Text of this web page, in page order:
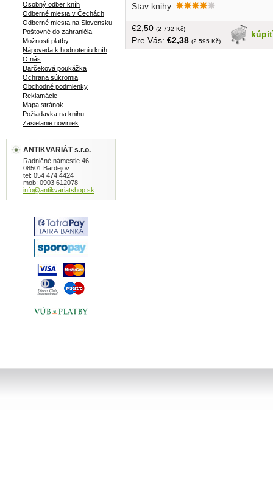
najpodstatnejšie podnety, ktoré pôsobili
brožovaná, 312 strán,
Stav knihy:
kúpiť
€2,50 (2 732 Kč)
Pre Vás: €2,38 (2 595 Kč)
Osobný odber kníh
Odberné miesta v Čechách
Odberné miesta na Slovensku
Poštovné do zahraničia
Možnosti platby
Nápoveda k hodnoteniu kníh
O nás
Darčeková poukážka
Ochrana súkromia
Obchodné podmienky
Reklamácie
Mapa stránok
Požiadavka na knihu
Zasielanie noviniek
ANTIKVARIÁT s.r.o.
Radničné námestie 46
08501 Bardejov
tel: 054 474 4424
mob: 0903 612078
info@antikvariatshop.sk